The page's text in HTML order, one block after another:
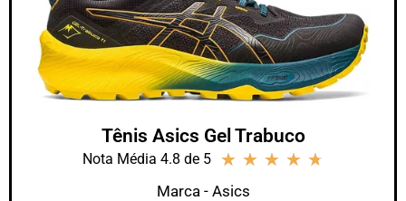
Tênis Asics Gel Trabuco
Nota Média 4.8 de 5 ★ ★ ★ ★ ★
Marca - Asics